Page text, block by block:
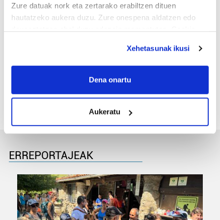
Zure datuak nork eta zertarako erabiltzen dituen
hautatzeko aukera duzu. Zure onespena aldatzen edo
If you allow, we would also like to:
Collect information about your geographical
Identify your device by actively scanning it for
specific characteristics (fingerprinting)
and set your preferences in the
Guk eta gure bazkideek zure datu pertsonalak
prozesatzen ditugu, zure IP zenbakia, besteak beste,
teknologia erabiliz, cookieak adibidez, iragarki eta eduki
pertsonalizatuak eskaintzeko, iragarkiak eta edukia
Xehetasunak ikusi
Dena onartu
Aukeratu
«Gai tabua izan da etxe gehienetan, jendeak
ERREPORTAJEAK